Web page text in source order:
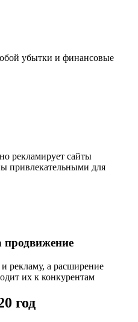
убытки и финансовые
рекламирует сайты
привлекательными для
продвижение
рекламу, а расширение
их к конкурентам
год